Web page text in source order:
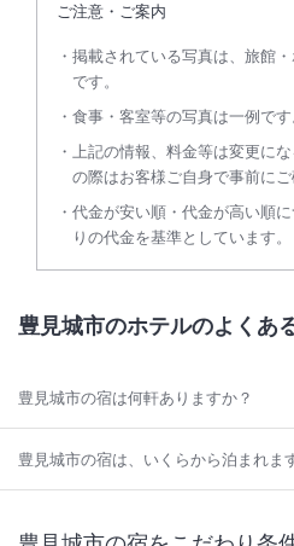
ご注意・ご案内
掲載されている写真は、旅館
です。
食事・客室等の写真は一例です
上記の情報、料金等は変更に
の際はお客様ご自身で事前にご
代金が安い順・代金が高い順
りの代金を基準としています。
豊見城市のホテルのよくあ
豊見城市の宿は何軒ありますか？
豊見城市の宿は、いくらから泊まれま